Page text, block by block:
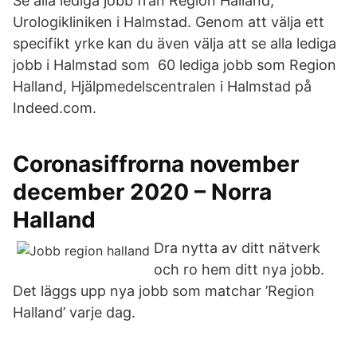
Urologikliniken i Halmstad. Genom att välja ett
specifikt yrke kan du även välja att se alla lediga
jobb i Halmstad som 60 lediga jobb som Region
Halland, Hjälpmedelscentralen i Halmstad på
Indeed.com.
Coronasiffrorna november
december 2020 – Norra
Halland
Dra nytta av ditt nätverk
och ro hem ditt nya jobb.
Det läggs upp nya jobb som matchar ’Region
Halland’ varje dag.